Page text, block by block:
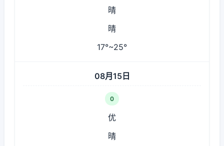
晴
晴
17°~25°
08月15日
0
优
晴